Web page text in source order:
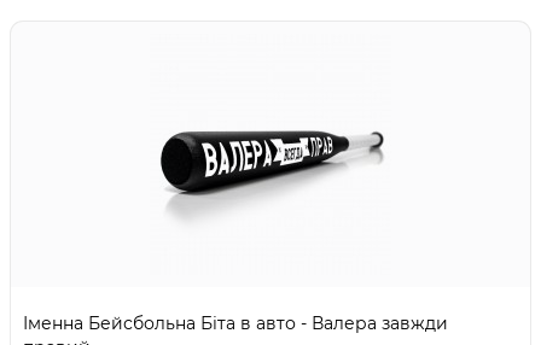
Іменна Бейсбольна Біта в авто - Валера завжди